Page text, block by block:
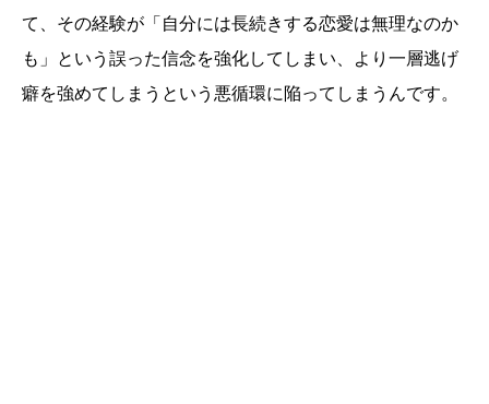
て、その経験が「自分には長続きする恋愛は無理なのか
も」という誤った信念を強化してしまい、より一層逃げ
癖を強めてしまうという悪循環に陥ってしまうんです。